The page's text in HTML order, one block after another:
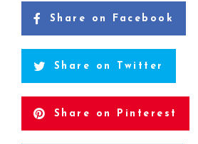
Share on Facebook
Share on Twitter
Share on Pinterest